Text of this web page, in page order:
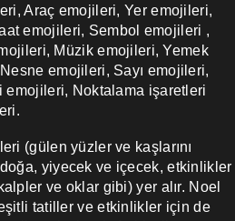
Araç emojileri, Yer emojileri,
emojileri, Sembol emojileri ,
Müzik emojileri, Yemek
emojileri, Sayı emojileri,
emojileri, Noktalama işaretleri
(gülen yüzler ve kaşlarını
yiyecek ve içecek, etkinlikler
ve oklar gibi) yer alır. Noel
tatiller ve etkinlikler için de